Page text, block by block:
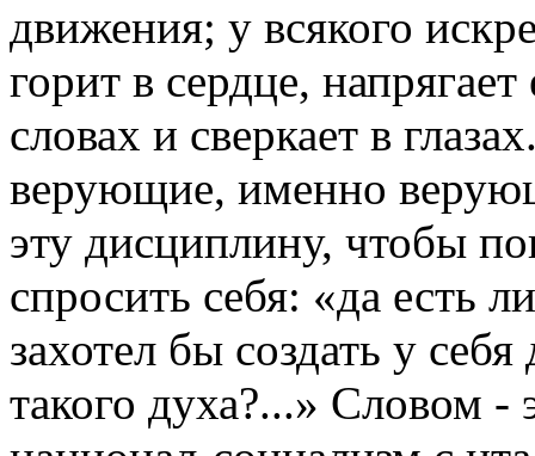
движения; у всякого
горит в сердце,
словах и сверкает в
верующие, именно
эту дисциплину, чтобы
спросить себя: «да есть
захотел бы создать у
такого духа?...» Словом